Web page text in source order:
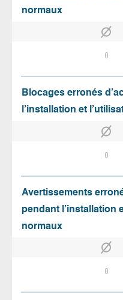
normaux
0
Blocages erronés
l’installation et
0
Avertissements
pendant l’installation
normaux
0